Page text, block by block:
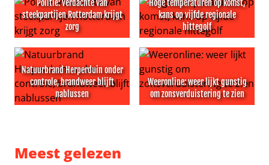
Politie: verdachte van
steekpartijen Rotterdam krijgt
zorg
Politie: verdachte van steekpartijen Rotterdam krijgt
Hoge temperaturen op komst,
kans op vijfde regionale
hittegolf
Hoge temperaturen op
Natuurbrand Herperduin onder
controle, brandweer blijft
nablussen
Weeronline: weer lijkt gunstig
om zonsverduistering te zien
Meest gelezen